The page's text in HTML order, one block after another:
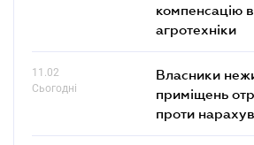
компенсацію
агротехніки
11.02
Сьогодні
Власники
приміщень
проти